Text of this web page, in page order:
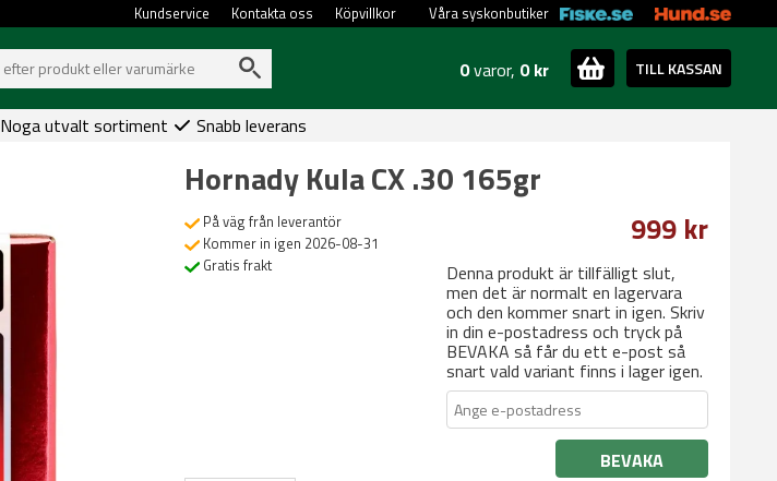
Våra syskonbutiker
Köpvillkor
Kontakta oss
Kundservice
0varor, 0 kr TILL KASSAN
Noga utvalt sortiment Snabb leverans
Hornady Kula CX .30 165gr
På väg från leverantör
Kommer in igen 2026-08-31
Gratis frakt
999 kr
Denna produkt är tillfälligt slut,
men det är normalt en lagervara
och den kommer snart in igen. Skriv
in din e-postadress och tryck på
BEVAKA så får du ett e-post så
snart vald variant finns i lager igen.
BEVAKA